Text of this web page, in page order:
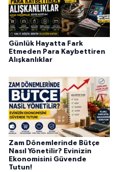
Günlük Hayatta Fark
Etmeden Para Kaybettiren
Alışkanlıklar
Zam Dönemlerinde Bütçe
Nasıl Yönetilir? Evinizin
Ekonomisini Güvende
Tutun!